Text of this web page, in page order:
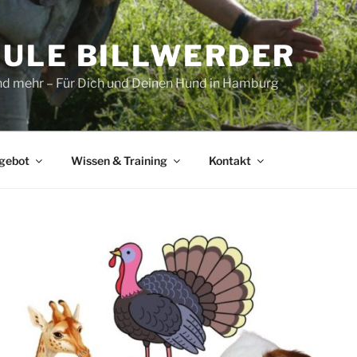
BILLWERDER
mehr – Für Dich und Deinen Hund in Hamburg
Wissen & Training Kontakt